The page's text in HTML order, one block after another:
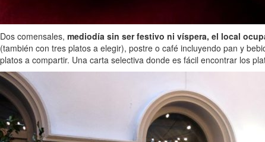
Dos comensales, mediodía sin ser festivo ni víspera, el local
(también con tres platos a elegir), postre o café incluyendo pan y
platos a compartir. Una carta selectiva donde es fácil encontrar los